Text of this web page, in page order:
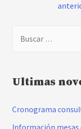
c
r
:
Ultimas
Cronograma